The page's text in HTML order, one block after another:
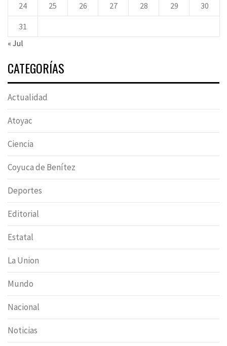
24 25 26 27 28 29 30
31
« Jul
CATEGORÍAS
Actualidad
Atoyac
Ciencia
Coyuca de Benítez
Deportes
Editorial
Estatal
La Union
Mundo
Nacional
Noticias